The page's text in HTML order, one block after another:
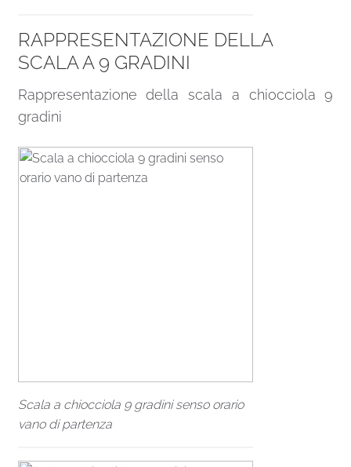
RAPPRESENTAZIONE DELLA
SCALA A 9 GRADINI
Rappresentazione della scala a chiocciola 9
gradini
Scala a chiocciola 9 gradini senso orario
vano di partenza